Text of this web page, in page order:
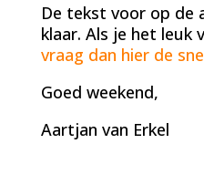
De tekst voor op de
klaar. Als je het leuk
vraag dan hier de
Goed weekend,
Aartjan van Erkel